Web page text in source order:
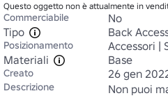
Questo oggetto non è attualmente in
Commerciabile
No
Tipo
Back
Posizionamento
Accessori |
Materiali
Base
Creato 26 gen
Descrizione
Non puoi